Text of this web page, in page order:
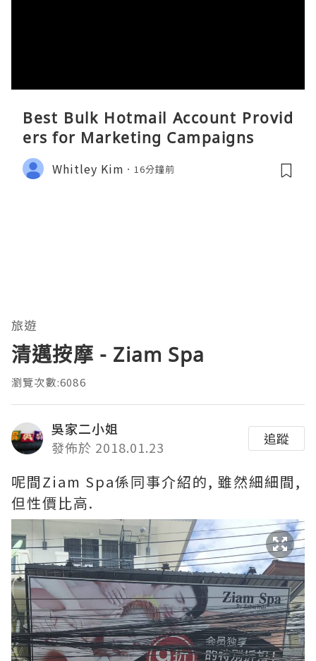
Best Bulk Hotmail Account Provid
ers for Marketing Campaigns
Whitley Kim 16分鐘前
旅遊
清邁按摩 - Ziam Spa
瀏覽次數:6086
吳家二小姐
發佈於 2018.01.23
追蹤
呢間Ziam Spa係同事介紹的, 雖然細細間,
但性價比高.